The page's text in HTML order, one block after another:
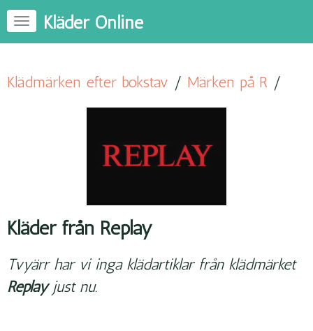
Kläder Online
Klädmärken efter bokstav / Märken på R /
Kläder från Replay
Tvyärr har vi inga klädartiklar från klädmärket
Replayjust nu.